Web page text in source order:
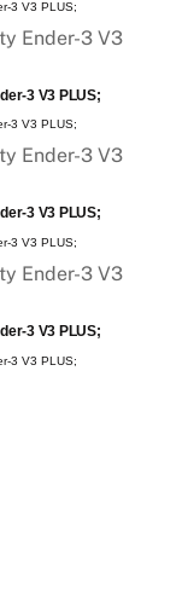
3 V3 PLUS;
3 V3 PLUS;
3 V3 PLUS;
3 V3 PLUS;
3 V3 PLUS;
3 V3 PLUS;
3 V3 PLUS;